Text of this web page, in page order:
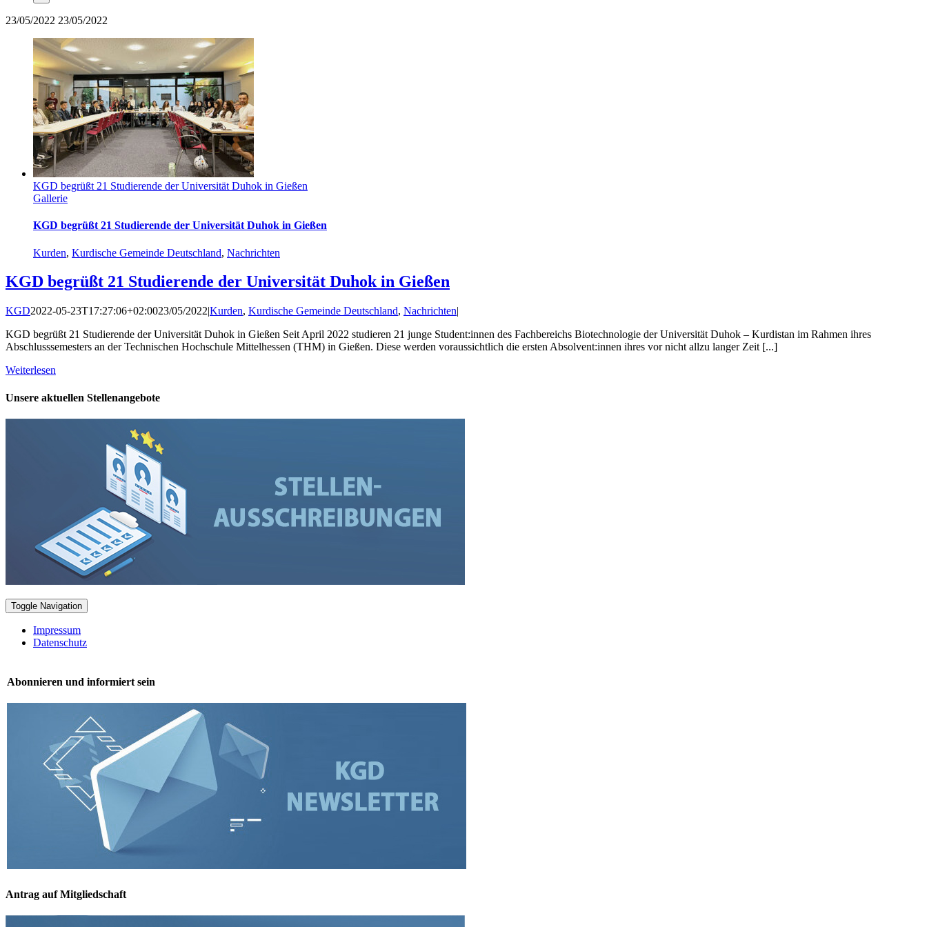
23/05/2022 23/05/2022
KGD begrüßt 21 Studierende der Universität Duhok in Gießen
Gallerie
KGD begrüßt 21 Studierende der Universität Duhok in Gießen
Kurden, Kurdische Gemeinde Deutschland, Nachrichten
KGD begrüßt 21 Studierende der Universität Duhok in Gießen
KGD2022-05-23T17:27:06+02:0023/05/2022|Kurden, Kurdische Gemeinde Deutschland, Nachrichten|
KGD begrüßt 21 Studierende der Universität Duhok in Gießen Seit April 2022 studieren 21 junge Student:innen des Fachbereichs Biotechnologie der Universität Duhok – Kurdistan im Rahmen ihres
Abschlusssemesters an der Technischen Hochschule Mittelhessen (THM) in Gießen. Diese werden voraussichtlich die ersten Absolvent:innen ihres vor nicht allzu langer Zeit [...]
Weiterlesen
Unsere aktuellen Stellenangebote
Toggle Navigation
Impressum
Datenschutz
Abonnieren und informiert sein
Antrag auf Mitgliedschaft